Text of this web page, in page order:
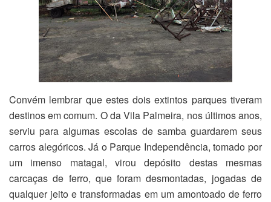
Convém lembrar que estes dois extintos parques tiveram
destinos em comum. O da Vila Palmeira, nos últimos anos,
serviu para algumas escolas de samba guardarem seus
carros alegóricos. Já o Parque Independência, tomado por
um imenso matagal, virou depósito destas mesmas
carcaças de ferro, que foram desmontadas, jogadas de
qualquer jeito e transformadas em um amontoado de ferro